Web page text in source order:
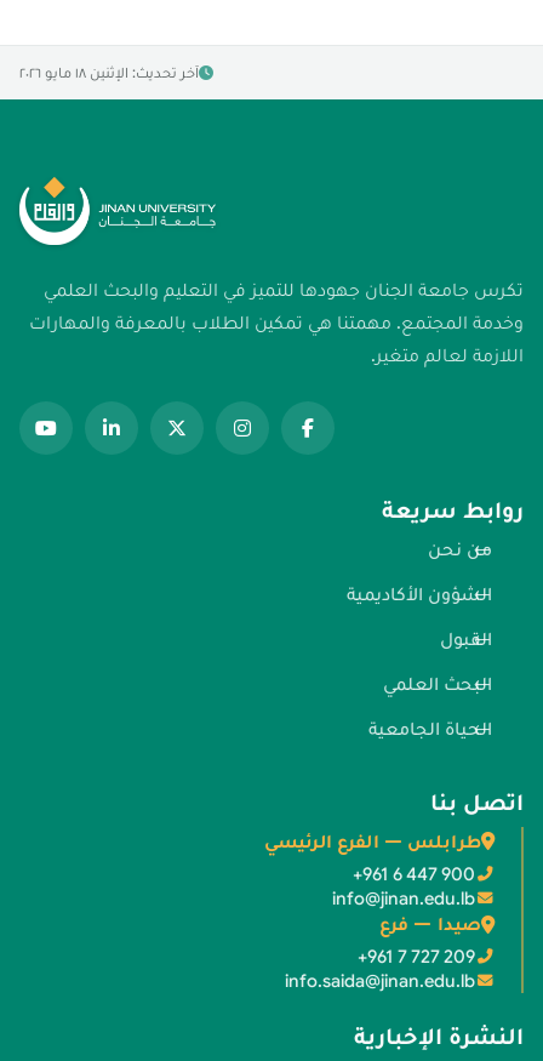
آخر تحديث: الإثنين ١٨ مايو ٢٠٢٦
تكرس جامعة الجنان جهودها للتميز في التعليم والبحث العلمي
وخدمة المجتمع. مهمتنا هي تمكين الطلاب بالمعرفة والمهارات
اللازمة لعالم متغير.
روابط سريعة
من نحن
الشؤون الأكاديمية
القبول
البحث العلمي
الحياة الجامعية
اتصل بنا
طرابلس — الفرع الرئيسي
+961 6 447 900
info@jinan.edu.lb
صيدا — فرع
+961 7 727 209
info.saida@jinan.edu.lb
النشرة الإخبارية